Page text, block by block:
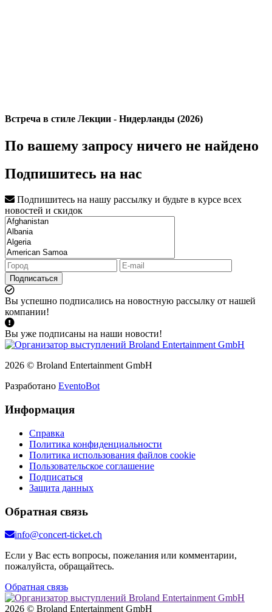
Встреча в стиле Лекции - Нидерланды (2026)
По вашему запросу ничего не найдено
Подпишитесь на нас
Подпишитесь на нашу рассылку и будьте в курсе всех
новостей и скидок
Подписаться
Вы успешно подписались на новостную рассылку от нашей
компании!
Вы уже подписаны на наши новости!
2026 © Broland Entertainment GmbH
Разработано EventoBot
Информация
Справка
Политика конфиденциальности
Политика использования файлов cookie
Пользовательское соглашение
Подписаться
Защита данных
Обратная связь
info@concert-ticket.ch
Если у Вас есть вопросы, пожелания или комментарии,
пожалуйста, обращайтесь.
Обратная связь
2026 © Broland Entertainment GmbH